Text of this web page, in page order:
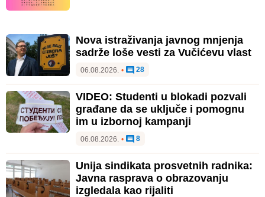
Nova istraživanja javnog mnjenja
sadrže loše vesti za Vučićevu vlast
06.08.2026. • 28
VIDEO: Studenti u blokadi pozvali
građane da se uključe i pomognu
im u izbornoj kampanji
06.08.2026. • 8
Unija sindikata prosvetnih radnika:
Javna rasprava o obrazovanju
izgledala kao rijaliti